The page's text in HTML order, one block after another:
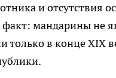
и отсутствия
мандарины не
только в конце XIX